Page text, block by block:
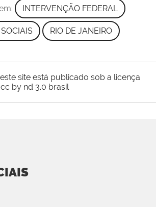
INTERVENÇÃO FEDERAL
RIO DE JANEIRO
site está publicado sob a licença
by nd 3.0 brasil